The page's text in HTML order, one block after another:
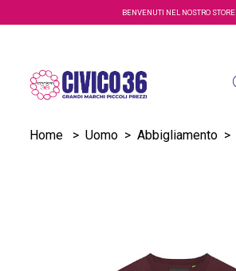
Salta al contenuto principaleBENVENUTI NEL NOSTRO STORE
Home > Uomo > Abbigliamento >